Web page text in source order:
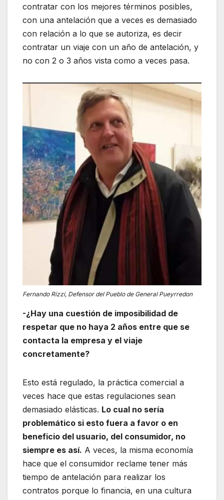
contratar con los mejores términos posibles,
con una antelación que a veces es demasiado
con relación a lo que se autoriza, es decir
contratar un viaje con un año de antelación, y
no con 2 o 3 años vista como a veces pasa.
Fernando Rizzi, Defensor del Pueblo de General Pueyrredon
-¿Hay una cuestión de imposibilidad de
respetar que no haya 2 años entre que se
contacta la empresa y el viaje
concretamente?
Esto está regulado, la práctica comercial a
veces hace que estas regulaciones sean
demasiado elásticas. Lo cual no sería
problemático si esto fuera a favor o en
beneficio del usuario, del consumidor, no
siempre es así. A veces, la misma economía
hace que el consumidor reclame tener más
tiempo de antelación para realizar los
contratos porque lo financia, en una cultura